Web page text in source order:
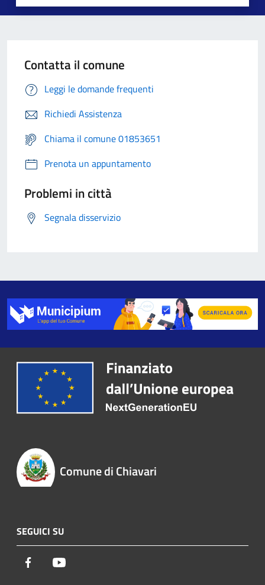
Contatta il comune
Leggi le domande frequenti
Richiedi Assistenza
Chiama il comune 01853651
Prenota un appuntamento
Problemi in città
Segnala disservizio
Comune di Chiavari
SEGUICI SU
Facebook